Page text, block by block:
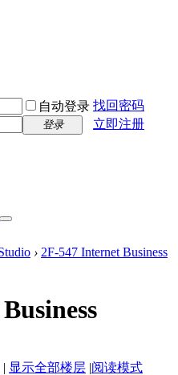
自动登录 找回密码
登录 立即注册
› 2F-547 Internet Business
| 显示全部楼层 |阅读模式